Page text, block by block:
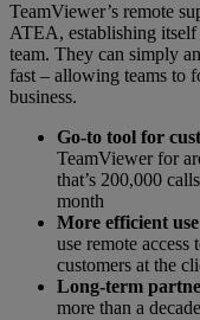
TeamViewer’s remote
ATEA, establishing itself
team. They can simply
fast – allowing teams to
business.
Go-to tool for
TeamViewer for
that’s 200,000
month
More efficient
use remote access
customers at the
Long-term
more than a